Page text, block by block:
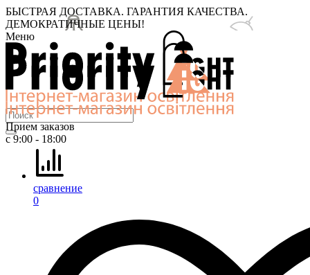
БЫСТРАЯ ДОСТАВКА. ГАРАНТИЯ КАЧЕСТВА.
ДЕМОКРАТИЧНЫЕ ЦЕНЫ!
Меню
Прием заказов
с 9:00 - 18:00
сравнение
0